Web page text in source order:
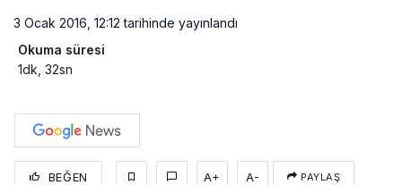
3 Ocak 2016, 12:12 tarihinde yayınlandı
Okuma süresi
1dk, 32sn
BEĞEN A+ A- PAYLAŞ